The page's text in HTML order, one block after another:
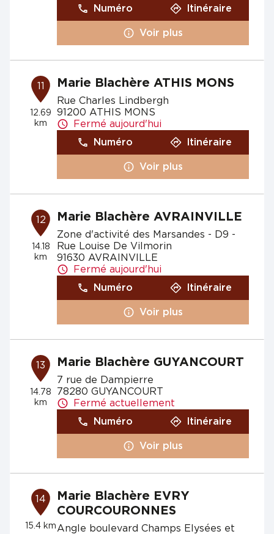
Numéro Itinéraire
Voir plus
11
12.69
km
Marie Blachère ATHIS MONS
Rue Charles Lindbergh
91200 ATHIS MONS
Fermé aujourd'hui
Numéro
Itinéraire
Voir plus
12
14.18
km
Marie Blachère AVRAINVILLE
Zone d'activité des Marsandes - D9 -
Rue Louise De Vilmorin
91630 AVRAINVILLE
Fermé aujourd'hui
Numéro
Itinéraire
Voir plus
13
14.78
km
Marie Blachère GUYANCOURT
7 rue de Dampierre
78280 GUYANCOURT
Fermé actuellement
Numéro
Itinéraire
Voir plus
14
15.4 km
Marie Blachère EVRY
COURCOURONNES
Angle boulevard Champs Elysées et